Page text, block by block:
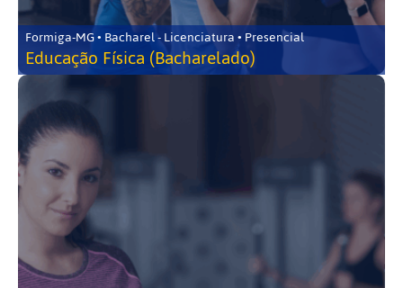
Formiga-MG • Bacharel - Licenciatura • Presencial
Educação Física (Bacharelado)